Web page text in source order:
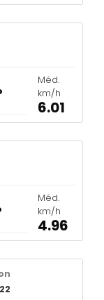
Méd.
km/h
6.01
Méd.
km/h
4.96